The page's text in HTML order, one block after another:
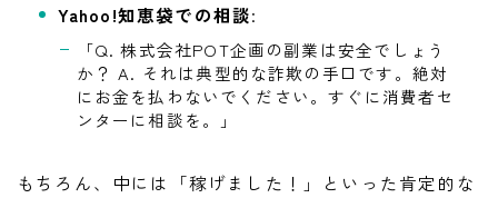
Yahoo!知恵袋での相談:
「Q. 株式会社POT企画の副業は安全でしょう
か？ A. それは典型的な詐欺の手口です。絶対
にお金を払わないでください。すぐに消費者セ
ンターに相談を。」
もちろん、中には「稼げました！」といった肯定的な